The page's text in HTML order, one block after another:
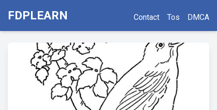
FDPLEARN Contact Tos DMCA